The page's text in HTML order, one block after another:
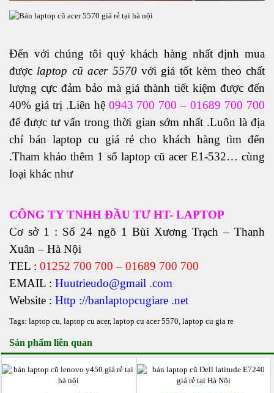
Đến với chúng tôi quý khách hàng nhất định mua
được laptop cũ acer 5570với giá tốt kèm theo chất
lượng cực đảm bảo mà giá thành tiết kiệm được đến
40% giá trị .Liên hệ 0943 700 700 – 01689 700 700
để được tư vấn trong thời gian sớm nhất .Luôn là địa
chỉ bán laptop cu giá rẻ cho khách hàng tìm đến
.Tham khảo thêm 1 số laptop cũ acer E1-532… cùng
loại khác như
CÔNG TY TNHH ĐẦU TƯ HT- LAPTOP
Cơ sở 1 : Số 24 ngõ 1 Bùi Xương Trạch – Thanh
Xuân – Hà Nội
TEL : 01252 700 700 – 01689 700 700
EMAIL : Huutrieudo@gmail .com
Website : Http ://banlaptopcugiare .net
Tags: laptop cu, laptop cu acer, laptop cu acer 5570, laptop cu gia re
Sản phẩm liên quan